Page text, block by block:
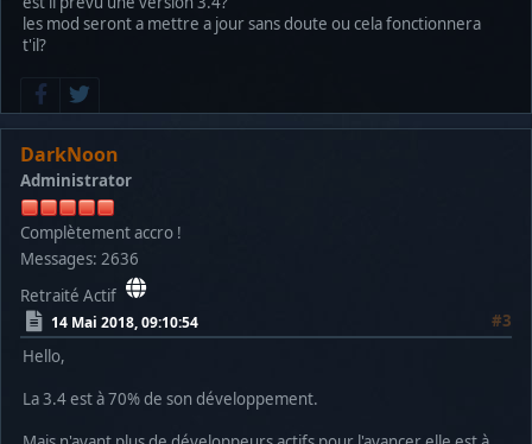
les mod seront a mettre a jour sans doute ou cela fonctionnera
t'il?
DarkNoon
Administrator
Complètement accro !
Messages: 2636
Retraité Actif
14 Mai 2018, 09:10:54
#3
Hello,
La 3.4 est à 70% de son développement.